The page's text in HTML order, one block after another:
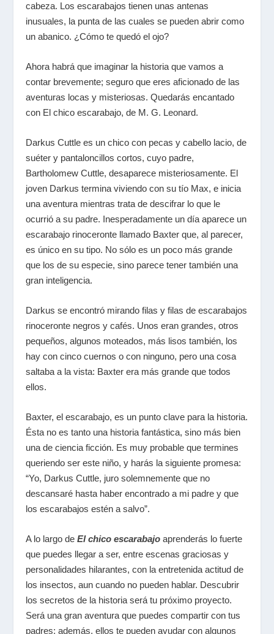
cabeza. Los escarabajos tienen unas antenas
inusuales, la punta de las cuales se pueden abrir como
un abanico. ¿Cómo te quedó el ojo?
Ahora habrá que imaginar la historia que vamos a
contar brevemente; seguro que eres aficionado de las
aventuras locas y misteriosas. Quedarás encantado
con El chico escarabajo, de M. G. Leonard.
Darkus Cuttle es un chico con pecas y cabello lacio, de
suéter y pantaloncillos cortos, cuyo padre,
Bartholomew Cuttle, desaparece misteriosamente. El
joven Darkus termina viviendo con su tío Max, e inicia
una aventura mientras trata de descifrar lo que le
ocurrió a su padre. Inesperadamente un día aparece un
escarabajo rinoceronte llamado Baxter que, al parecer,
es único en su tipo. No sólo es un poco más grande
que los de su especie, sino parece tener también una
gran inteligencia.
Darkus se encontró mirando filas y filas de escarabajos
rinoceronte negros y cafés. Unos eran grandes, otros
pequeños, algunos moteados, más lisos también, los
hay con cinco cuernos o con ninguno, pero una cosa
saltaba a la vista: Baxter era más grande que todos
ellos.
Baxter, el escarabajo, es un punto clave para la historia.
Ésta no es tanto una historia fantástica, sino más bien
una de ciencia ficción. Es muy probable que termines
queriendo ser este niño, y harás la siguiente promesa:
“Yo, Darkus Cuttle, juro solemnemente que no
descansaré hasta haber encontrado a mi padre y que
los escarabajos estén a salvo”.
A lo largo deEl chico escarabajo aprenderás lo fuerte
que puedes llegar a ser, entre escenas graciosas y
personalidades hilarantes, con la entretenida actitud de
los insectos, aun cuando no pueden hablar. Descubrir
los secretos de la historia será tu próximo proyecto.
Será una gran aventura que puedes compartir con tus
padres; además, ellos te pueden ayudar con algunos